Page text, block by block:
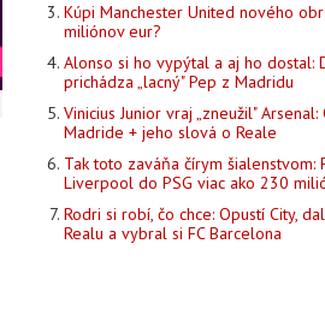
Kúpi Manchester United nového
miliónov eur?
Alonso si ho vypýtal a aj ho dostal:
prichádza „lacný" Pep z Madridu
Vinicius Junior vraj „zneužil" Arsenal:
Madride + jeho slová o Reale
Tak toto zaváňa čírym šialenstvom:
Liverpool do PSG viac ako 230
Rodri si robí, čo chce: Opustí City,
Realu a vybral si FC Barcelona